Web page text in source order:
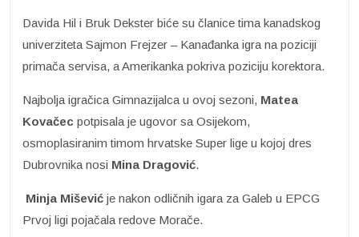
Davida Hil i Bruk Dekster biće su članice tima kanadskog
univerziteta Sajmon Frejzer – Kanađanka igra na poziciji
primača servisa, a Amerikanka pokriva poziciju korektora.
Najbolja igračica Gimnazijalca u ovoj sezoni, Matea
Kovačec potpisala je ugovor sa Osijekom,
osmoplasiranim timom hrvatske Super lige u kojoj dres
Dubrovnika nosi Mina Dragović.
Minja Mišević je nakon odličnih igara za Galeb u EPCG
Prvoj ligi pojačala redove Morače.